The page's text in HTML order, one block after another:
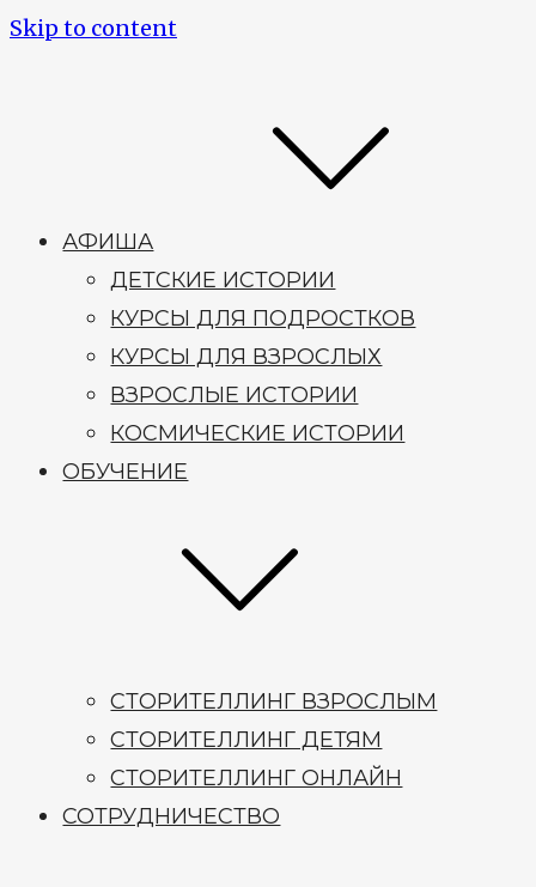
Skip to content
АФИША
ДЕТСКИЕ ИСТОРИИ
КУРСЫ ДЛЯ ПОДРОСТКОВ
КУРСЫ ДЛЯ ВЗРОСЛЫХ
ВЗРОСЛЫЕ ИСТОРИИ
КОСМИЧЕСКИЕ ИСТОРИИ
ОБУЧЕНИЕ
СТОРИТЕЛЛИНГ ВЗРОСЛЫМ
СТОРИТЕЛЛИНГ ДЕТЯМ
СТОРИТЕЛЛИНГ ОНЛАЙН
СОТРУДНИЧЕСТВО